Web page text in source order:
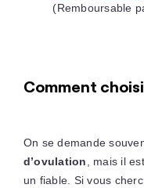
(Remboursable
Comment
On se demande
d’ovulation, mais il
un fiable. Si vous